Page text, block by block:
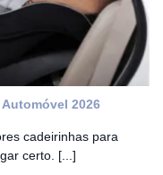
2026
cadeirinhas para
certo. [...]